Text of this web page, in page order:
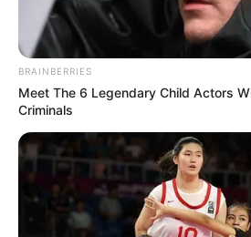
BRAINBERRIES
Meet The 6 Legendary Child Actors
Criminals